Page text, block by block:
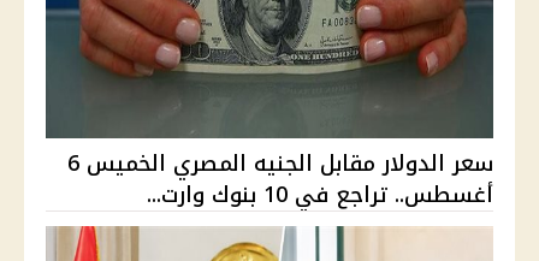
سعر الدولار مقابل الجنيه المصري الخميس 6
أغسطس.. تراجع في 10 بنوك وارت...